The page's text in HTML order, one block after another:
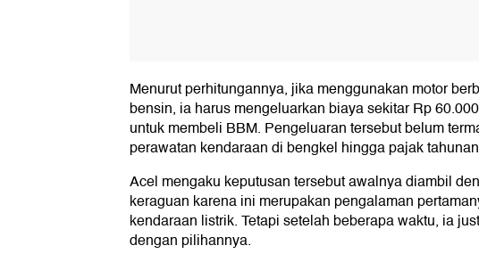
Menurut perhitungannya, jika menggunakan motor
bensin, ia harus mengeluarkan biaya sekitar Rp
untuk membeli BBM. Pengeluaran tersebut belum
perawatan kendaraan di bengkel hingga pajak
Acel mengaku keputusan tersebut awalnya diambil
keraguan karena ini merupakan pengalaman
kendaraan listrik. Tetapi setelah beberapa waktu, ia
dengan pilihannya.